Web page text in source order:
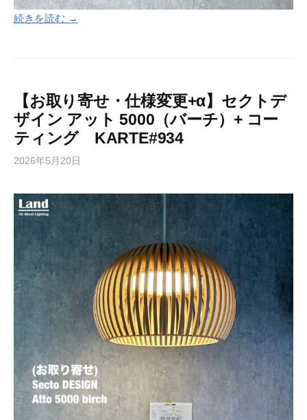
続きを読む →
【お取り寄せ・仕様変更+α】セクトデ
ザイン アット 5000（バーチ）+ コー
ティング KARTE#934
2026年5月20日